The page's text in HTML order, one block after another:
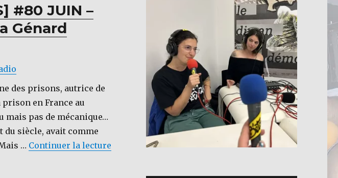
#80 JUIN –
Génard
des prisons, autrice de
en France au
mais pas de mécanique…
du siècle, avait comme
… Continuer la lecturede « [DU POIL SOUS LES BRAS] #80 JUIN – Sous les